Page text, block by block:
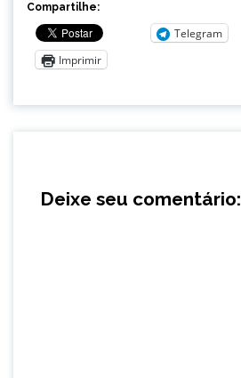
Compartilhe:
Telegram
Imprimir
Deixe seu comentário: